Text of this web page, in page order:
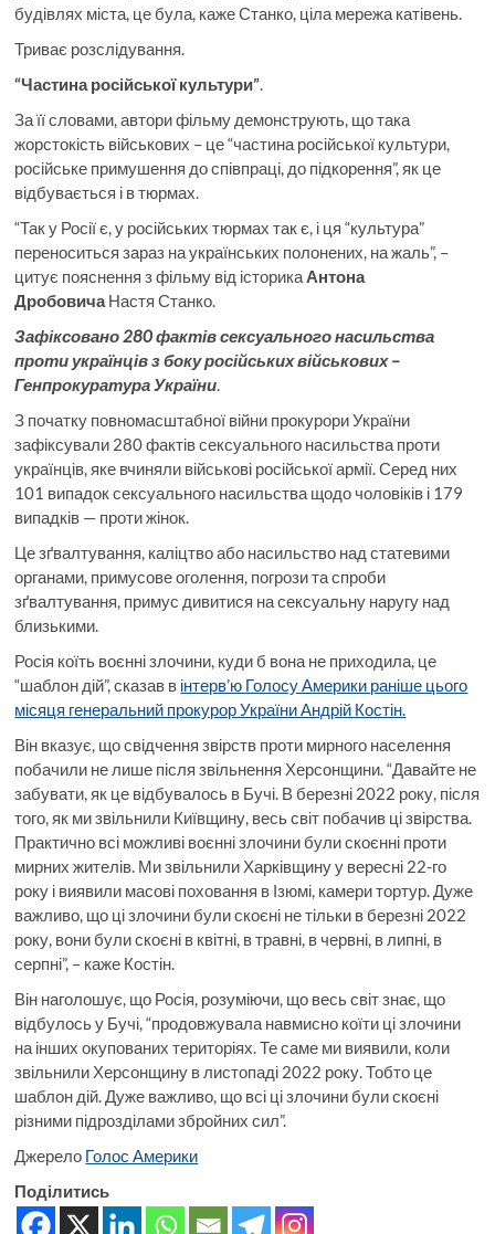
будівлях міста, це була, каже Станко, ціла мережа катівень.
Триває розслідування.
“Частина російської культури”.
За її словами, автори фільму демонструють, що така
жорстокість військових – це “частина російської культури,
російське примушення до співпраці, до підкорення”, як це
відбувається і в тюрмах.
“Так у Росії є, у російських тюрмах так є, і ця “культура”
переноситься зараз на українських полонених, на жаль”, –
цитує пояснення з фільму від історика Антона
ДробовичаНастя Станко.
Зафіксовано 280 фактів сексуального насильства
проти українців з боку російських військових–
Генпрокуратура України.
З початку повномасштабної війни прокурори України
зафіксували 280 фактів сексуального насильства проти
українців, яке вчиняли військові російської армії. Серед них
101 випадок сексуального насильства щодо чоловіків і 179
випадків — проти жінок.
Це зґвалтування, каліцтво або насильство над статевими
органами, примусове оголення, погрози та спроби
зґвалтування, примус дивитися на сексуальну наругу над
близькими.
Росія коїть воєнні злочини, куди б вона не приходила, це
“шаблон дій”, сказав в інтерв’ю Голосу Америки раніше цього
місяця генеральний прокурор України Андрій Костін.
Він вказує, що свідчення звірств проти мирного населення
побачили не лише після звільнення Херсонщини. “Давайте не
забувати, як це відбувалось в Бучі. В березні 2022 року, після
того, як ми звільнили Київщину, весь світ побачив ці звірства.
Практично всі можливі воєнні злочини були скоєнні проти
мирних жителів. Ми звільнили Харківщину у вересні 22-го
року і виявили масові поховання в Ізюмі, камери тортур. Дуже
важливо, що ці злочини були скоєні не тільки в березні 2022
року, вони були скоєні в квітні, в травні, в червні, в липні, в
серпні”, – каже Костін.
Він наголошує, що Росія, розуміючи, що весь світ знає, що
відбулось у Бучі, “продовжувала навмисно коїти ці злочини
на інших окупованих територіях. Те саме ми виявили, коли
звільнили Херсонщину в листопаді 2022 року. Тобто це
шаблон дій. Дуже важливо, що всі ці злочини були скоєні
різними підрозділами збройних сил”.
Джерело Голос Америки
Поділитись